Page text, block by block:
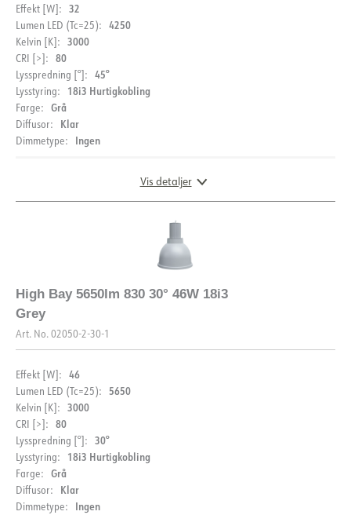
Effekt [W]: 32
Lumen LED (Tc=25): 4250
Kelvin [K]: 3000
CRI [>]: 80
Lysspredning [°]: 45°
Lysstyring: 18i3 Hurtigkobling
Farge: Grå
Diffusor: Klar
Dimmetype: Ingen
Vis detaljer
DIMENSJONER OG LYSDISTRIBUSJON
High Bay 5650lm 830 30° 46W 18i3
Grey
Art. No. 02050-2-30-1
Effekt [W]: 46
Lumen LED (Tc=25): 5650
Kelvin [K]: 3000
CRI [>]: 80
Lysspredning [°]: 30°
Lysstyring: 18i3 Hurtigkobling
Farge: Grå
Diffusor: Klar
Dimmetype: Ingen